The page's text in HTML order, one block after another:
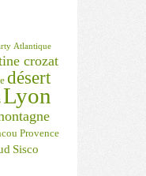
Atlantique
crozat
désert
Lyon
Provence
Sisco